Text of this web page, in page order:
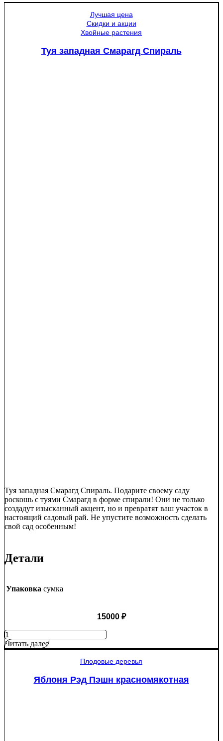
Лучшая цена
Скидки и акции
Хвойные растения
Туя западная Смарагд Спираль
Туя западная Смарагд Спираль. Подарите своему саду
роскошь с туями Смарагд в форме спирали! Они не только
создадут изысканный акцент, но и превратят ваш участок в
настоящий садовый рай. Не упустите возможность сделать
свой сад особенным!
Детали
Упаковка сумка
15000 ₽
Количество
товара
Туя
Читать далее
Плодовые деревья
Яблоня Рэд Пэшн красномякотная